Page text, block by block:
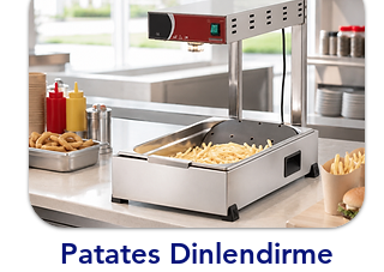
Patates Dinlendirme